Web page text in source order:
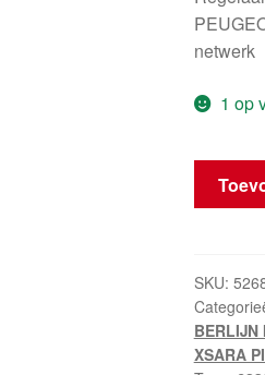
netwerk
1 op
Citroën
6239H6
SKU:
BERLIJN
XSARA